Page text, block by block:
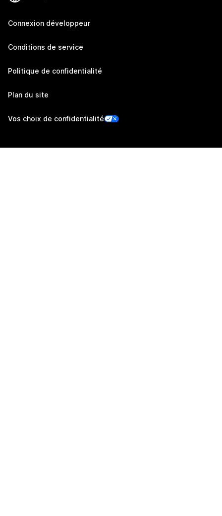
Connexion développeur
Conditions de service
Politique de confidentialité
Plan du site
Vos choix de confidentialité